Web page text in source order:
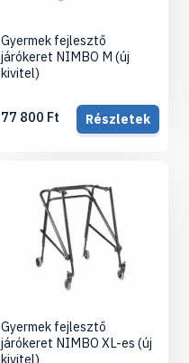
Gyermek fejlesztő
járókeret NIMBO M (új
kivitel)
77 800 Ft Részletek
Gyermek fejlesztő
járókeret NIMBO XL-es (új
kivitel)